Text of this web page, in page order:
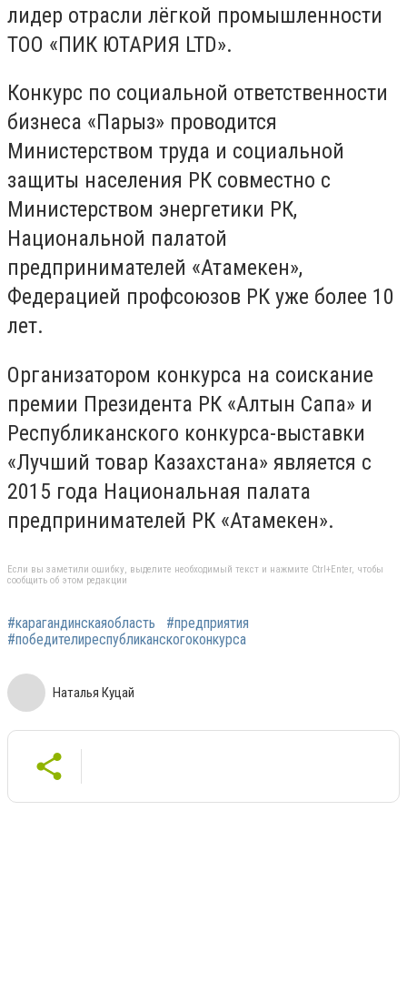
лидер отрасли лёгкой промышленности
ТОО «ПИК ЮТАРИЯ LTD».
Конкурс по социальной ответственности
бизнеса «Парыз» проводится
Министерством труда и социальной
защиты населения РК совместно с
Министерством энергетики РК,
Национальной палатой
предпринимателей «Атамекен»,
Федерацией профсоюзов РК уже более 10
лет.
Организатором конкурса на соискание
премии Президента РК «Алтын Сапа» и
Республиканского конкурса-выставки
«Лучший товар Казахстана» является с
2015 года Национальная палата
предпринимателей РК «Атамекен».
Если вы заметили ошибку, выделите необходимый текст и нажмите Ctrl+Enter, чтобы
сообщить об этом редакции
#карагандинскаяобласть
#предприятия
#победителиреспубликанскогоконкурса
Наталья Куцай